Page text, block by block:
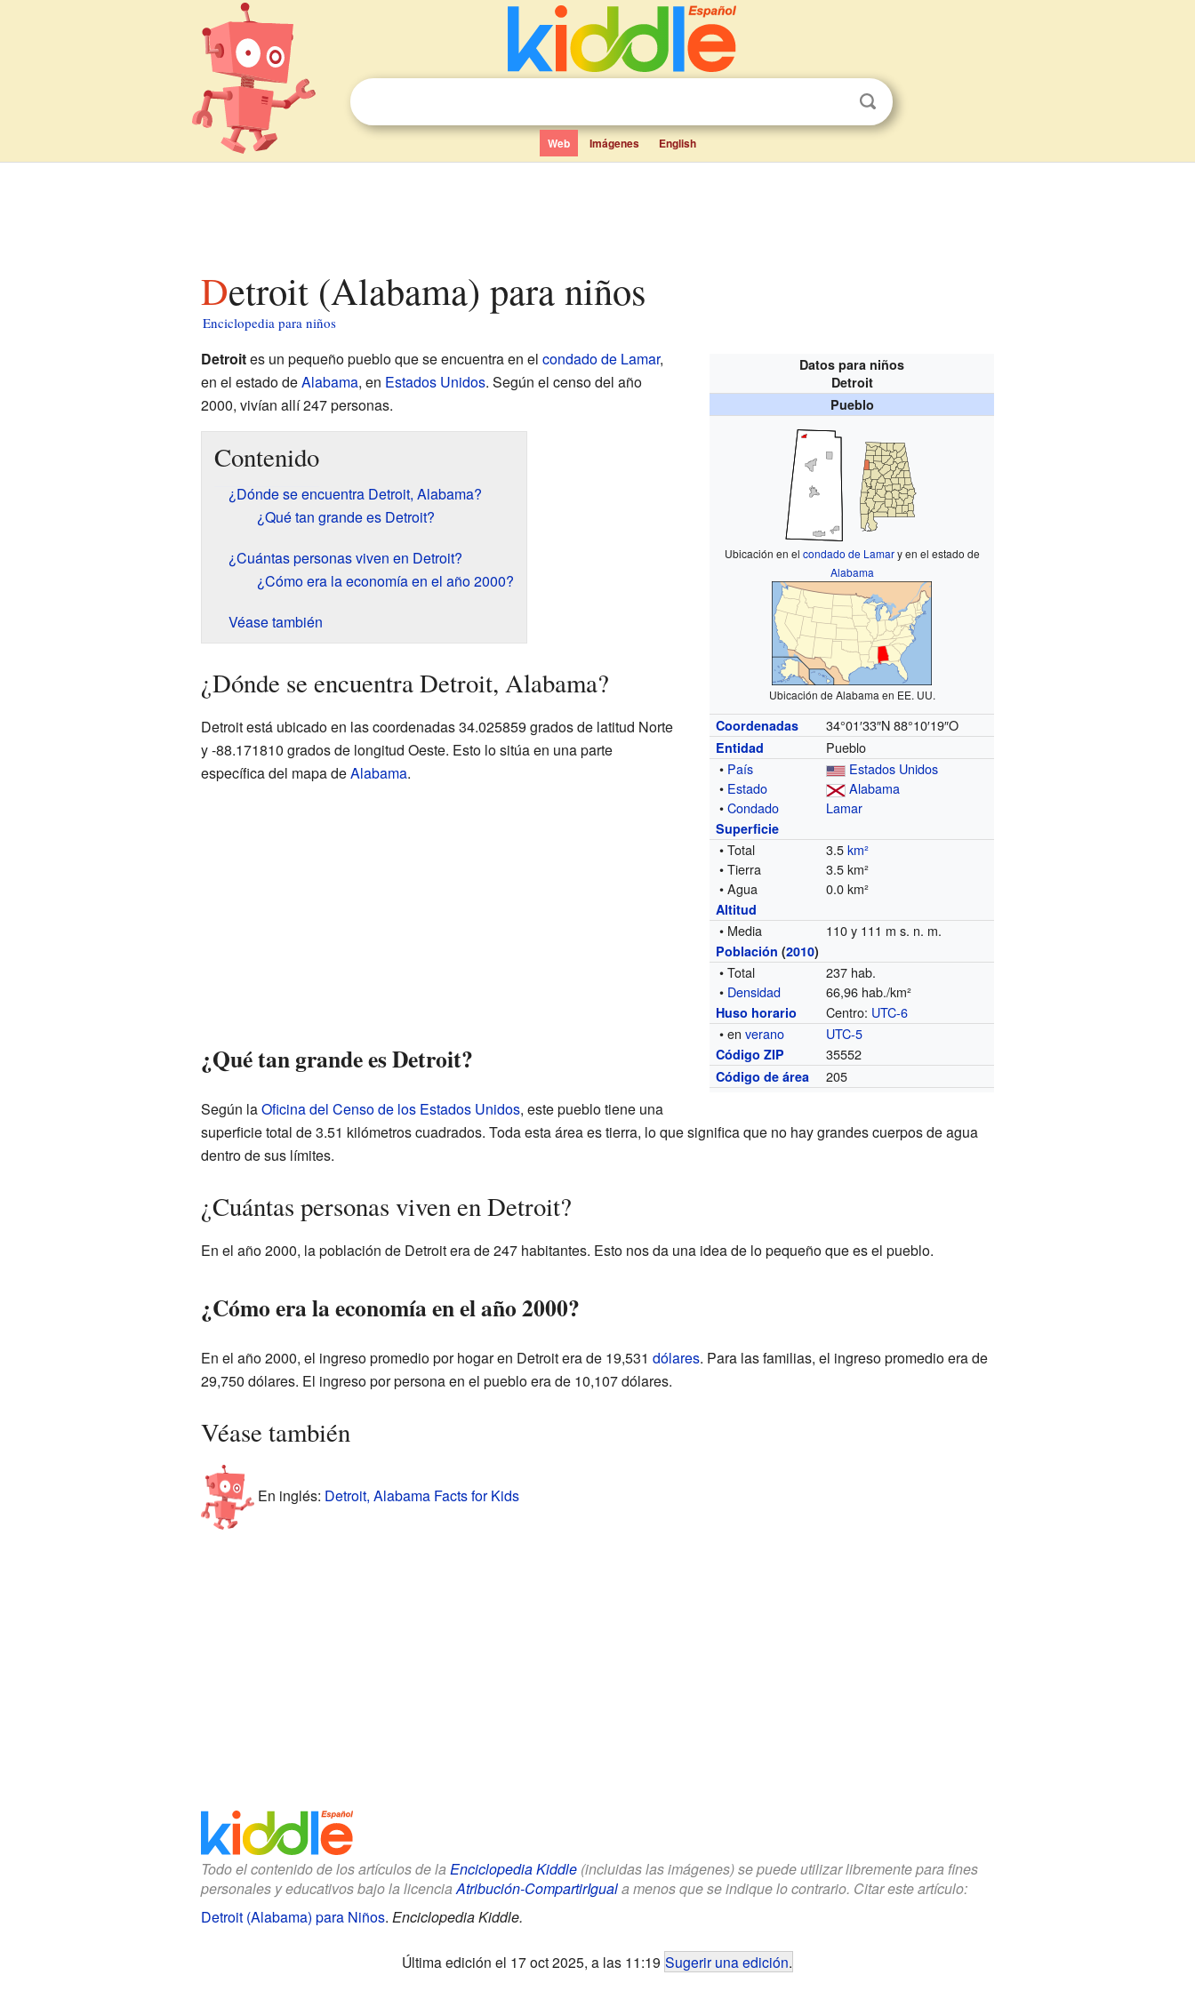
Web Imágenes English
Detroit (Alabama) para niños
Enciclopedia para niños
Datos para niños
Detroit
Pueblo
Ubicación en el condado de Lamary en el estado de
Alabama
Ubicación de Alabama en EE. UU.
Coordenadas 34°01′33″N 88°10′19″O
Entidad
Pueblo
• País
Estados Unidos
• Estado
Alabama
•Condado Lamar
Superficie
• Total 3.5km²
• Tierra
3.5 km²
• Agua
0.0 km²
Altitud
• Media 110 y 111 m s. n. m.
Población (2010)
• Total
237 hab.
• Densidad 66,96 hab./km²
Huso horario Centro: UTC-6
• enverano UTC-5
Código ZIP 35552
Código de área 205
Detroites un pequeño pueblo que se encuentra en el condado de Lamar,
en el estado deAlabama, en Estados Unidos. Según el censo del año
2000, vivían allí 247 personas.
Contenido
¿Dónde se encuentra Detroit, Alabama?
¿Qué tan grande es Detroit?
¿Cuántas personas viven en Detroit?
¿Cómo era la economía en el año 2000?
Véase también
¿Dónde se encuentra Detroit, Alabama?
Detroit está ubicado en las coordenadas 34.025859 grados de latitud Norte
y -88.171810 grados de longitud Oeste. Esto lo sitúa en una parte
específica del mapa deAlabama.
¿Qué tan grande es Detroit?
Según laOficina del Censo de los Estados Unidos, este pueblo tiene una
superficie total de 3.51 kilómetros cuadrados. Toda esta área es tierra, lo que significa que no hay grandes cuerpos de agua
dentro de sus límites.
¿Cuántas personas viven en Detroit?
En el año 2000, la población de Detroit era de 247 habitantes. Esto nos da una idea de lo pequeño que es el pueblo.
¿Cómo era la economía en el año 2000?
En el año 2000, el ingreso promedio por hogar en Detroit era de 19,531 dólares. Para las familias, el ingreso promedio era de
29,750 dólares. El ingreso por persona en el pueblo era de 10,107 dólares.
Véase también
En inglés: Detroit, Alabama Facts for Kids
Todo el contenido de los artículos de la Enciclopedia Kiddle(incluidas las imágenes) se puede utilizar libremente para fines
personales y educativos bajo la licenciaAtribución-CompartirIguala menos que se indique lo contrario. Citar este artículo:
Detroit (Alabama) para Niños. Enciclopedia Kiddle.
Última edición el 17 oct 2025, a las 11:19 Sugerir una edición.